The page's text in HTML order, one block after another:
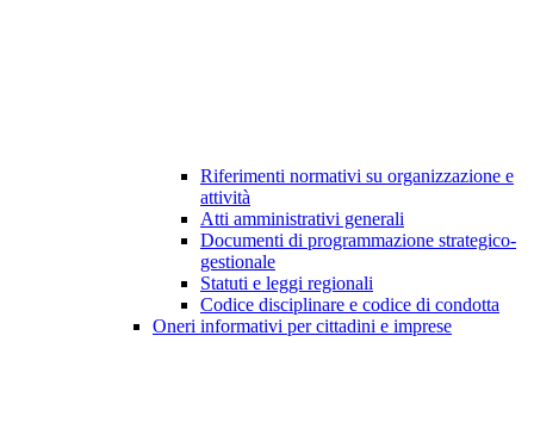
Riferimenti normativi su organizzazione e
attività
Atti amministrativi generali
Documenti di programmazione strategico-
gestionale
Statuti e leggi regionali
Codice disciplinare e codice di condotta
Oneri informativi per cittadini e imprese